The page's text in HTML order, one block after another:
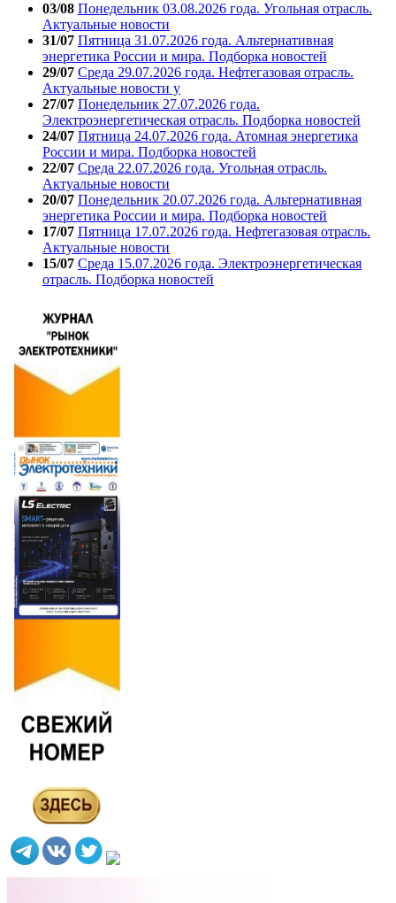
03/08 Понедельник 03.08.2026 года. Угольная отрасль.
Актуальные новости
31/07 Пятница 31.07.2026 года. Альтернативная
энергетика России и мира. Подборка новостей
29/07 Среда 29.07.2026 года. Нефтегазовая отрасль.
Актуальные новости у
27/07 Понедельник 27.07.2026 года.
Электроэнергетическая отрасль. Подборка новостей
24/07 Пятница 24.07.2026 года. Атомная энергетика
России и мира. Подборка новостей
22/07 Среда 22.07.2026 года. Угольная отрасль.
Актуальные новости
20/07 Понедельник 20.07.2026 года. Альтернативная
энергетика России и мира. Подборка новостей
17/07 Пятница 17.07.2026 года. Нефтегазовая отрасль.
Актуальные новости
15/07 Среда 15.07.2026 года. Электроэнергетическая
отрасль. Подборка новостей